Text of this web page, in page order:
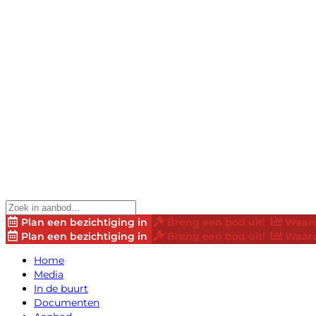
Plan een bezichtiging in Breng een bod uit!
Plan een bezichtiging in
Breng een bod uit!
Home
Media
In de buurt
Documenten